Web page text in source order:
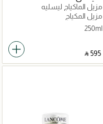
مزيل الماكياج ليسليه
مزيل المكياج
250ml
‎ ⃁ ⁦595⁩ ‎